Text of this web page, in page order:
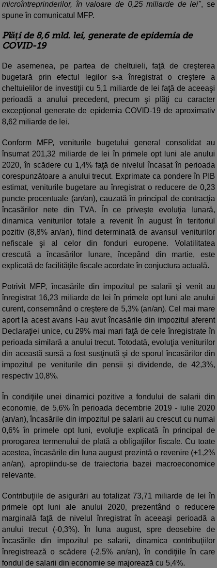
microîntreprinderilor, în valoare de 0,25 miliarde de lei", se
spune în comunicatul MFP.
Plăţi de 8,6 mld. lei, generate de epidemia de
COVID-19
De asemenea, pe partea de cheltuieli, faţă de creşterea
bugetară prin efectul legilor s-a înregistrat o creştere a
cheltuielilor de investiţii cu 5,1 miliarde de lei faţă de aceeaşi
perioadă a anului precedent, precum şi plăţi cu caracter
excepţional generate de epidemia COVID-19 de aproximativ
8,62 miliarde de lei.
Conform MFP, veniturile bugetului general consolidat au
însumat 201,32 miliarde de lei în primele opt luni ale anului
2020, în scădere cu 1,4% faţă de nivelul încasat în perioada
corespunzătoare a anului trecut. Exprimate ca pondere în PIB
estimat, veniturile bugetare au înregistrat o reducere de 0,23
puncte procentuale (an/an), cauzată în principal de contracţia
încasărilor nete din TVA. În ce priveşte evoluţia lunară,
dinamica veniturilor totale a revenit în august în teritoriul
pozitiv (8,8% an/an), fiind determinată de avansul veniturilor
nefiscale şi al celor din fonduri europene. Volatilitatea
crescută a încasărilor lunare, începând din martie, este
explicată de facilităţile fiscale acordate în conjuctura actuală.
Potrivit MFP, încasările din impozitul pe salarii şi venit au
înregistrat 16,23 miliarde de lei în primele opt luni ale anului
curent, consemnând o creştere de 5,3% (an/an). Cel mai mare
aport la acest avans l-au avut încasările din impozitul aferent
Declaraţiei unice, cu 29% mai mari faţă de cele înregistrate în
perioada similară a anului trecut. Totodată, evoluţia veniturilor
din această sursă a fost susţinută şi de sporul încasărilor din
impozitul pe veniturile din pensii şi dividende, de 42,3%,
respectiv 10,8%.
În condiţiile unei dinamici pozitive a fondului de salarii din
economie, de 5,6% în perioada decembrie 2019 - iulie 2020
(an/an), încasările din impozitul pe salarii au crescut cu numai
0,6% în primele opt luni, evoluţie explicată în principal de
prorogarea termenului de plată a obligaţiilor fiscale. Cu toate
acestea, încasările din luna august prezintă o revenire (+1,2%
an/an), apropiindu-se de traiectoria bazei macroeconomice
relevante.
Contribuţiile de asigurări au totalizat 73,71 miliarde de lei în
primele opt luni ale anului 2020, prezentând o reducere
marginală faţă de nivelul înregistrat în aceeaşi perioadă a
anului trecut (-0,3%). În luna august, spre deosebire de
încasările din impozitul pe salarii, dinamica contribuţiilor
înregistrează o scădere (-2,5% an/an), în condiţiile în care
fondul de salarii din economie se majorează cu 5,4%.